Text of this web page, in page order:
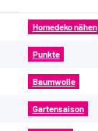
Homedeko nähen
Punkte
Baumwolle
Gartensaison